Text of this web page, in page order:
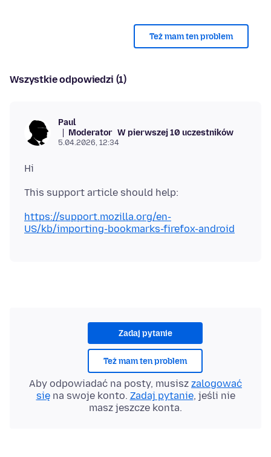
Też mam ten problem
Wszystkie odpowiedzi (1)
Paul
Moderator W pierwszej 10 uczestników
5.04.2026, 12:34
https://support.mozilla.org/en-
US/kb/importing-bookmarks-firefox-android
Zadaj pytanie
Też mam ten problem
Aby odpowiadać na posty, musisz zalogować
sięna swoje konto. Zadaj pytanie, jeśli nie
masz jeszcze konta.